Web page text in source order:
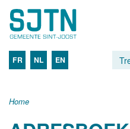
FR NL EN
Home